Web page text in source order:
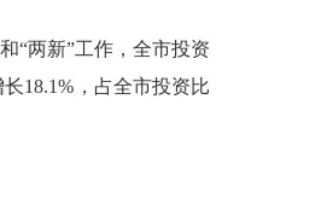
“两新”工作，全市投资
长18.1% ，占全市投资比